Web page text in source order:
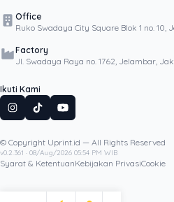
Artikel
Office
Ruko Swadaya City Square Blok 1 no.
Factory
Jl. Swadaya Raya no. 1762, Jelambar,
Ikuti Kami
© Copyright Uprint.id — All Rights Reserved
v0.2.361 · 08/Aug/2026 05:54 PM WIB
Syarat & KetentuanKebijakan PrivasiCookie